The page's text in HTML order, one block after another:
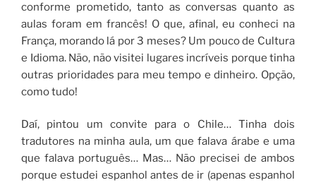
conforme prometido, tanto as conversas quanto as
aulas foram em francês! O que, afinal, eu conheci na
França, morando lá por 3 meses? Um pouco de Cultura
e Idioma. Não, não visitei lugares incríveis porque tinha
outras prioridades para meu tempo e dinheiro. Opção,
como tudo!
Daí, pintou um convite para o Chile… Tinha dois
tradutores na minha aula, um que falava árabe e uma
que falava português… Mas… Não precisei de ambos
porque estudei espanhol antes de ir (apenas espanhol